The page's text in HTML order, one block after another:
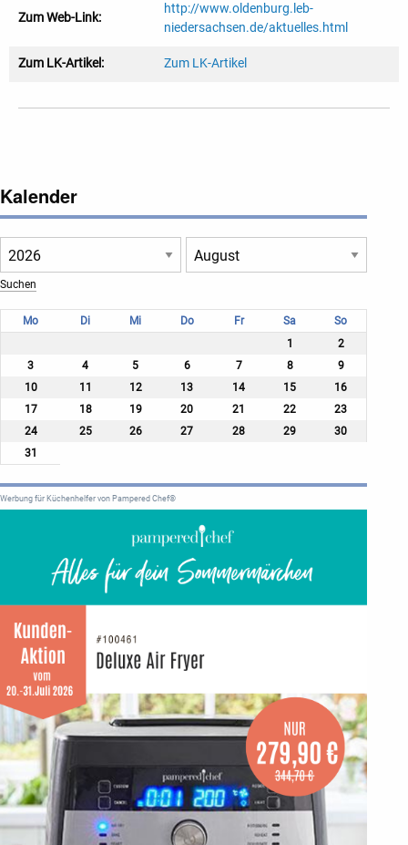
Zum Web-Link:
http://www.oldenburg.leb-
niedersachsen.de/aktuelles.html
Zum LK-Artikel: Zum LK-Artikel
Kalender
Mo Di Mi Do Fr Sa
So
1
2
3
4 5 6 7 8
9
10
11 12 13 14 15
16
17
18 19 20 21 22
23
24
25 26 27 28 29
30
31
Werbung für Küchenhelfer von Pampered Chef®